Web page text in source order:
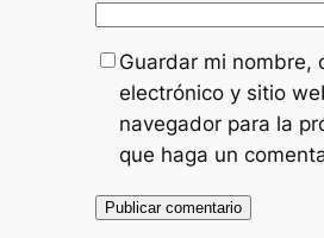
Guardar mi nombre,
electrónico y sitio
navegador para la
que haga un